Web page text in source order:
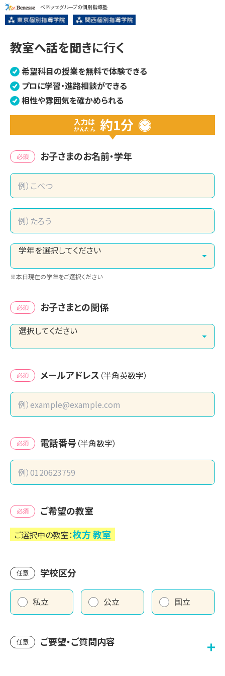
ベネッセグループの個別指導塾
教室へ話を聞きに行く
希望科目の授業を無料で体験できる
プロに学習・進路相談ができる
相性や雰囲気を確かめられる
入力は
かんたん 約1分
必須 お子さまのお名前・学年
※本日現在の学年をご選択ください
必須 お子さまとの関係
必須 メールアドレス （半角英数字）
必須 電話番号 （半角数字）
必須 ご希望の教室
ご選択中の教室：枚方教室
任意 学校区分
私立 公立 国立
任意 ご要望・ご質問内容